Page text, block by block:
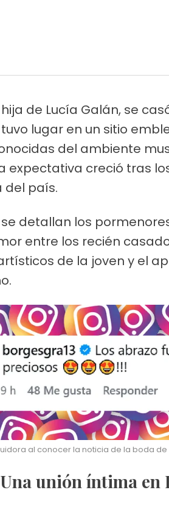
de Lucía Galán, se
lugar en un sitio
del ambiente
expectativa creció tras
del país.
detallan los
entre los recién
de la joven y el
al conocer la noticia de la boda de
Una unión íntima en